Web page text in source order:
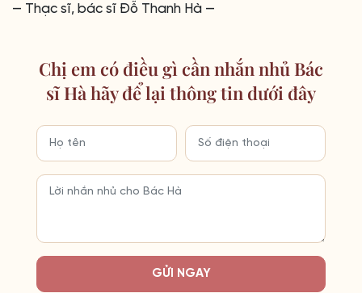
— Thạc sĩ, bác sĩ Đỗ Thanh Hà —
Chị em có điều gì cần nhắn nhủ Bác
sĩ Hà hãy để lại thông tin dưới đây
GỬI NGAY